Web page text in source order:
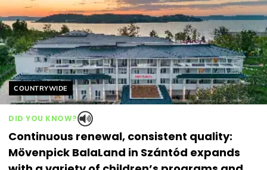
Helyszín címkék:
COUNTRYWIDE
DID YOU KNOW?
Continuous renewal, consistent quality:
Mövenpick BalaLand in Szántód expands